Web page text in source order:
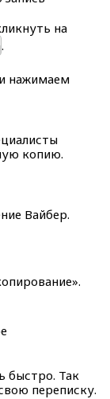
на
.
копию.
Вайбер.
быстро. Так
переписку.